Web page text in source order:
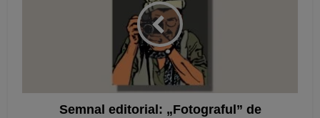
Semnal editorial: „Fotograful” de